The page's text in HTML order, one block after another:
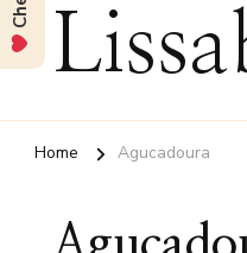
Home Agucadoura